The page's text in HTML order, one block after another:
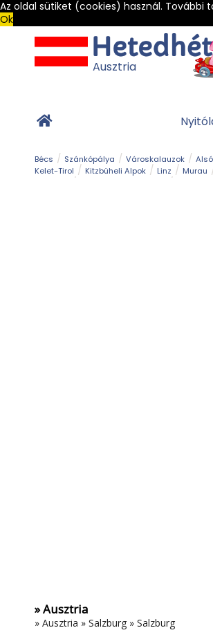
Az oldal sütiket (cookies) használ. További
Ok
Ausztria
Bécs Szánkópálya Városkalauzok
Kelet-Tirol
Kitzbüheli Alpok Linz Murau
» Ausztria
» Ausztria » Salzburg » Salzburg